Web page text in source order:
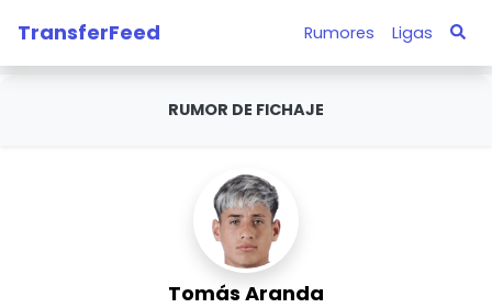
TransferFeed Rumores Ligas
RUMOR DE FICHAJE
Tomás Aranda